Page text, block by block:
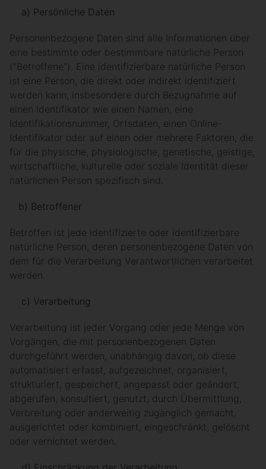
a) Persönliche Daten
Personenbezogene Daten sind alle Informationen über
eine bestimmte oder bestimmbare natürliche Person
("Betroffene"). Eine identifizierbare natürliche Person
ist eine Person, die direkt oder indirekt identifiziert
werden kann, insbesondere durch Bezugnahme auf
einen Identifikator wie einen Namen, eine
Identifikationsnummer, Ortsdaten, einen Online-
Identifikator oder auf einen oder mehrere Faktoren, die
für die physische, physiologische, genetische, geistige,
wirtschaftliche, kulturelle oder soziale Identität dieser
natürlichen Person spezifisch sind.
b) Betroffener
Betroffen ist jede identifizierte oder identifizierbare
natürliche Person, deren personenbezogene Daten von
dem für die Verarbeitung Verantwortlichen verarbeitet
werden.
c) Verarbeitung
Verarbeitung ist jeder Vorgang oder jede Menge von
Vorgängen, die mit personenbezogenen Daten
durchgeführt werden, unabhängig davon, ob diese
automatisiert erfasst, aufgezeichnet, organisiert,
strukturiert, gespeichert, angepasst oder geändert,
abgerufen, konsultiert, genutzt, durch Übermittlung,
Verbreitung oder anderweitig zugänglich gemacht,
ausgerichtet oder kombiniert, eingeschränkt, gelöscht
oder vernichtet werden.